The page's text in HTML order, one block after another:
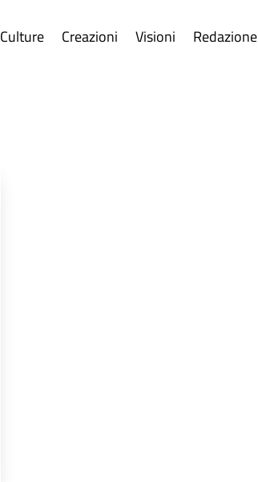
Culture Creazioni Visioni Redazione